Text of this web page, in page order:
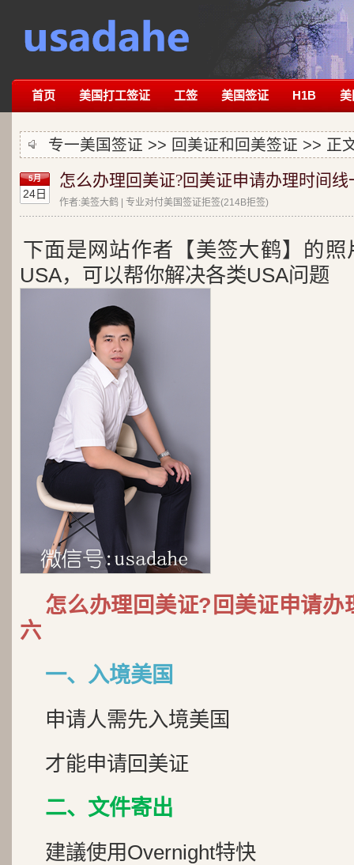
首页 美国打工签证 工签 美国签证 H1B 美
专一美国签证 >> 回美证和回美签证 >> 正
5月
24日
怎么办理回美证?回美证申请办理时间
作者:美签大鹤 | 专业对付美国签证拒签(214B拒签)
下面是网站作者【美签大鹤】的
USA，可以帮你解决各类USA问题
怎么办理回美证?回美证申请办
六
一、入境美国
申请人需先入境美国
才能申请回美证
二、文件寄出
建議使用Overnight特快